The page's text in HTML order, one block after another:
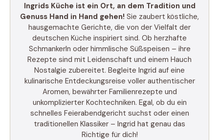
Ingrids Küche ist ein Ort, an dem Tradition und
Genuss Hand in Hand gehen! Sie zaubert köstliche,
hausgemachte Gerichte, die von der Vielfalt der
deutschen Küche inspiriert sind. Ob herzhafte
Schmankerln oder himmlische Süßspeisen – ihre
Rezepte sind mit Leidenschaft und einem Hauch
Nostalgie zubereitet. Begleite Ingrid auf eine
kulinarische Entdeckungsreise voller authentischer
Aromen, bewährter Familienrezepte und
unkomplizierter Kochtechniken. Egal, ob du ein
schnelles Feierabendgericht suchst oder einen
traditionellen Klassiker – Ingrid hat genau das
Richtige für dich!